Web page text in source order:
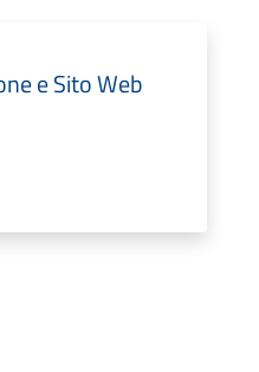
e Sito Web